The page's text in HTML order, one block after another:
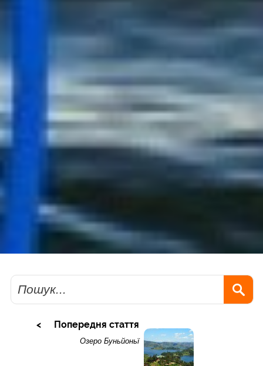
Пошук
Попередня стаття
Озеро Буньйоньї